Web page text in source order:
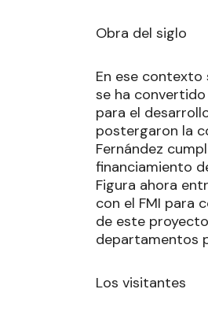
Obra del siglo
En ese contexto
se ha
para el
postergaron la
Fernández
financiamiento
Figura ahora
con el FMI para
de este
departamentos
Los visitantes